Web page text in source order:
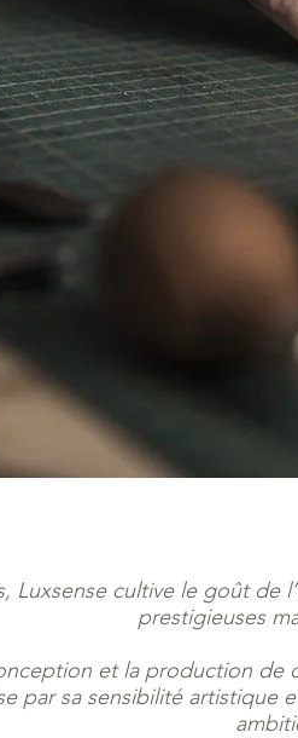
Luxsense cultive le goût de
prestigieuses
et la production
par sa sensibilité artistique